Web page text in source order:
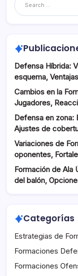
Defensa Híbrida:
esquema,
Cambios en la
Jugadores,
Defensa en zona:
Ajustes de
Variaciones de
oponentes,
Formación de Ala
del balón,
Categorías
Estrategias de
Formaciones
Formaciones